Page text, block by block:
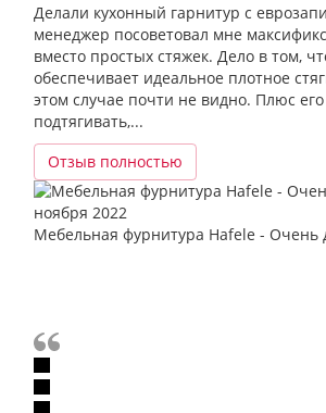
Делали кухонный гарнитур с
менеджер посоветовал мне
вместо простых стяжек. Дело в том,
обеспечивает идеальное плотное
этом случае почти не видно. Плюс
подтягивать,...
Отзыв полностью
ноября 2022
Мебельная фурнитура Hafele - Очень